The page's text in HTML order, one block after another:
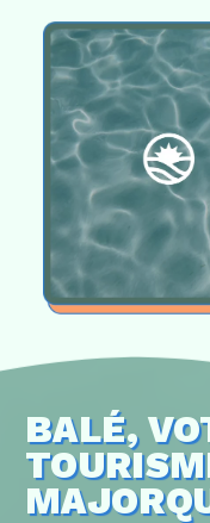
BALÉ,